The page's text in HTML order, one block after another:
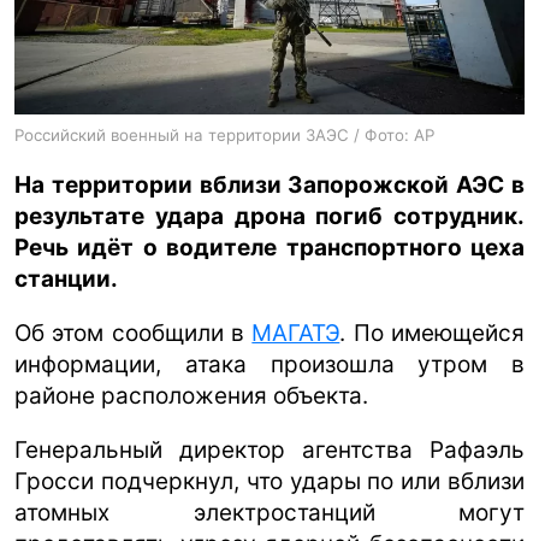
ua ru en
Российский военный на территории ЗАЭС / Фото: AP
На территории вблизи Запорожской АЭС в
результате удара дрона погиб сотрудник.
Речь идёт о водителе транспортного цеха
станции.
Об этом сообщили в МАГАТЭ. По имеющейся
информации, атака произошла утром в
районе расположения объекта.
Генеральный директор агентства Рафаэль
Гросси подчеркнул, что удары по или вблизи
атомных электростанций могут